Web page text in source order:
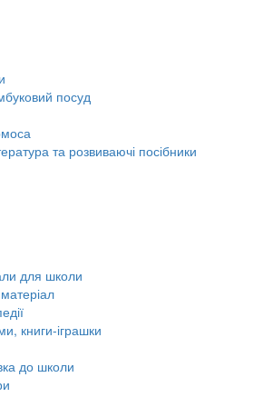
посуд
та розвиваючі посібники
для школи
книги-іграшки
до школи